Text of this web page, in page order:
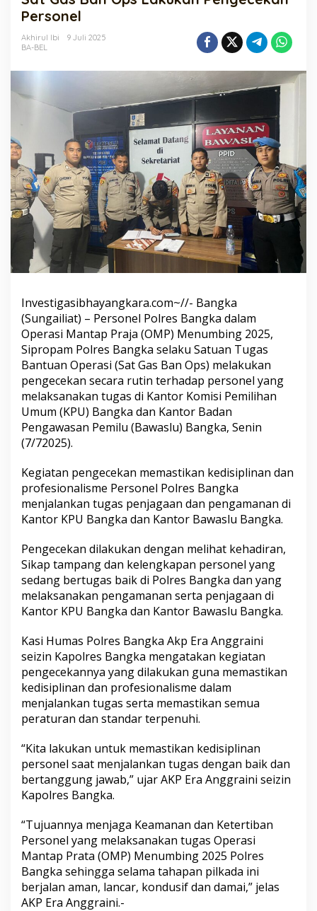
Ops
Personel
Akhirul Ibi
9 Juli 2025
BA-BEL
Investigasibhayangkara.com~//- Bangka
(Sungailiat) – Personel Polres Bangka dalam
Operasi Mantap Praja (OMP) Menumbing 2025,
Sipropam Polres Bangka selaku Satuan Tugas
Bantuan Operasi (Sat Gas Ban Ops) melakukan
pengecekan secara rutin terhadap personel yang
melaksanakan tugas di Kantor Komisi Pemilihan
Umum (KPU) Bangka dan Kantor Badan
Pengawasan Pemilu (Bawaslu) Bangka, Senin
(7/72025).
Kegiatan pengecekan memastikan kedisiplinan dan
profesionalisme Personel Polres Bangka
menjalankan tugas penjagaan dan pengamanan di
Kantor KPU Bangka dan Kantor Bawaslu Bangka.
Pengecekan dilakukan dengan melihat kehadiran,
Sikap tampang dan kelengkapan personel yang
sedang bertugas baik di Polres Bangka dan yang
melaksanakan pengamanan serta penjagaan di
Kantor KPU Bangka dan Kantor Bawaslu Bangka.
Kasi Humas Polres Bangka Akp Era Anggraini
seizin Kapolres Bangka mengatakan kegiatan
pengecekannya yang dilakukan guna memastikan
kedisiplinan dan profesionalisme dalam
menjalankan tugas serta memastikan semua
peraturan dan standar terpenuhi.
“Kita lakukan untuk memastikan kedisiplinan
personel saat menjalankan tugas dengan baik dan
bertanggung jawab,” ujar AKP Era Anggraini seizin
Kapolres Bangka.
“Tujuannya menjaga Keamanan dan Ketertiban
Personel yang melaksanakan tugas Operasi
Mantap Prata (OMP) Menumbing 2025 Polres
Bangka sehingga selama tahapan pilkada ini
berjalan aman, lancar, kondusif dan damai,” jelas
AKP Era Anggraini.-